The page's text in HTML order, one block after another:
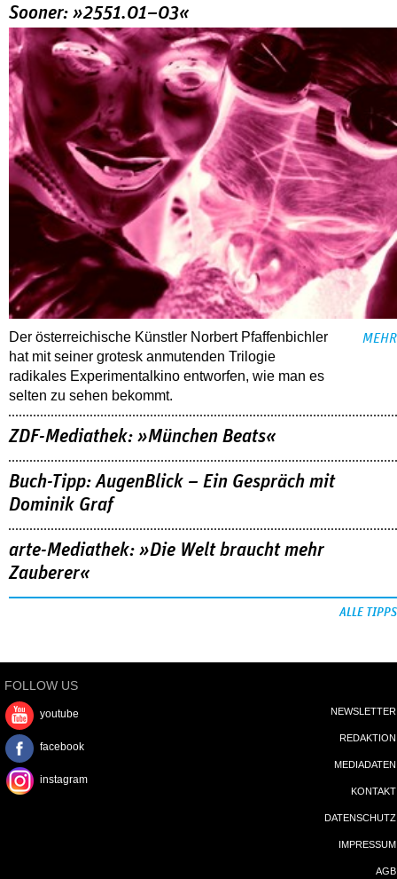
Sooner: »2551.01–03«
Der österreichische Künstler Norbert Pfaffenbichler
hat mit seiner grotesk anmutenden Trilogie
radikales Experimentalkino entworfen, wie man es
selten zu sehen bekommt.
MEHR
ZDF-Mediathek: »München Beats«
Buch-Tipp: AugenBlick – Ein Gespräch mit
Dominik Graf
arte-Mediathek: »Die Welt braucht mehr
Zauberer«
ALLE TIPPS
FOLLOW US
youtube
facebook
instagram
NEWSLETTER
REDAKTION
MEDIADATEN
KONTAKT
DATENSCHUTZ
IMPRESSUM
AGB